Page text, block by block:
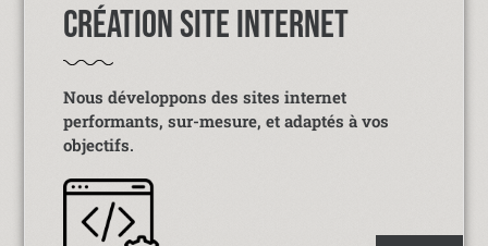
CRÉATION SITE INTERNET
Nous développons des sites internet
performants, sur-mesure, et adaptés à vos
objectifs.